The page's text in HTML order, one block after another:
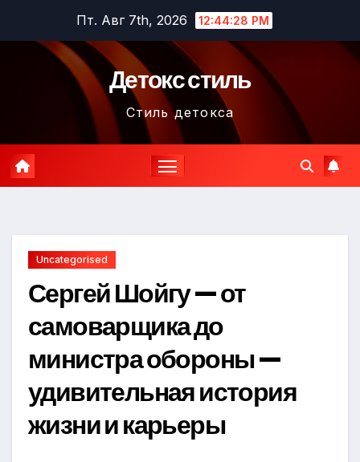
содержимому
Пт. Авг 7th, 2026 12:44:29 PM
Детокс стиль
Стиль детокса
Uncategorised
Сергей Шойгу — от
самоварщика до
министра обороны —
удивительная история
жизни и карьеры